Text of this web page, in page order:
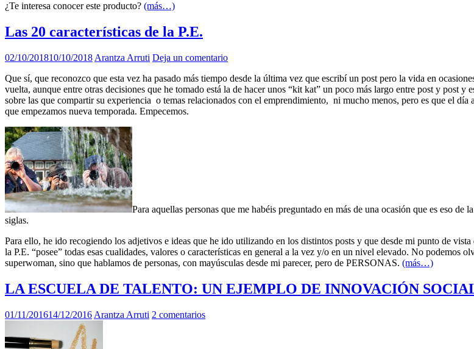
¿Te interesa conocer este producto? (más…)
Las 20 características de la P.E.
02/10/201810/10/2018 Arantza Arruti Deja un comentario
Que sí, que reconozco que esta vez ha pasado más tiempo desde la última vez que escribí un post pero la vida en
vuelta, aunque entre otras decisiones que he tomado está la de hacer unos “kit kat” un poco más largo entre post y post
sobre las que compartir su experiencia o temas relacionados con el emprendimiento, ni mucho menos, pero es que el
que empezamos nueva temporada. Empecemos.
Para aquellas personas que me habéis preguntado en más de una ocasión que es eso
siglas.
Para ello, he ido recogiendo los adjetivos e ideas que he ido utilizando en los distintos posts y que desde mi punto de
la P.E. “posee” todas esas cualidades, valores o características en general a la vez y/o en un nivel elevado. No podemos
superwoman, sino que hablamos de personas, con mayúsculas desde mi parecer, pero de PERSONAS. (más…)
LA ESCUELA DE TALENTO: UN EJEMPLO DE INNOVACIÓN
01/11/201614/12/2016 Arantza Arruti 2 comentarios